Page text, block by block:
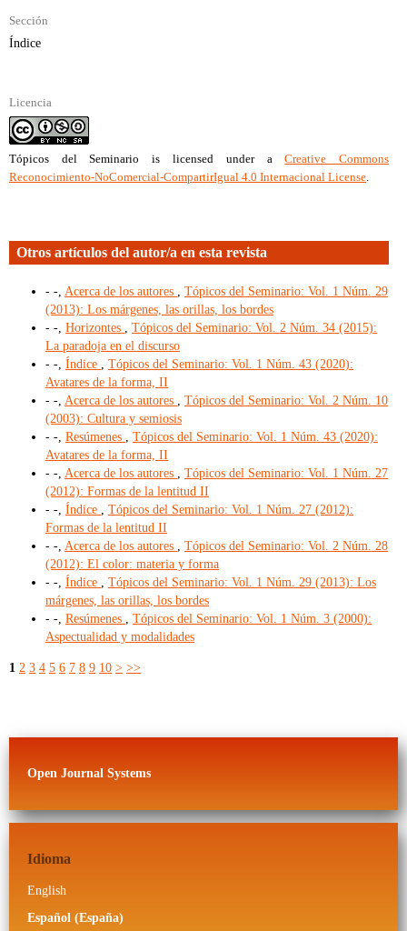
Sección
Índice
Licencia
Tópicos del Seminario is licensed under aCreative Commons
Reconocimiento-NoComercial-CompartirIgual 4.0 Internacional License.
Otros artículos del autor/a en esta revista
- -, Acerca de los autores
Tópicos del Seminario: Vol. 1 Núm. 29
(2013): Los márgenes, las orillas, los bordes
- -, Horizontes
Tópicos del Seminario: Vol. 2 Núm. 34 (2015):
La paradoja en el discurso
- -, Índice
Tópicos del Seminario: Vol. 1 Núm. 43 (2020):
Avatares de la forma, II
- -, Acerca de los autores
Tópicos del Seminario: Vol. 2 Núm. 10
(2003): Cultura y semiosis
- -, Resúmenes
Tópicos del Seminario: Vol. 1 Núm. 43 (2020):
Avatares de la forma, II
- -, Acerca de los autores
Tópicos del Seminario: Vol. 1 Núm. 27
(2012): Formas de la lentitud II
- -, Índice
Tópicos del Seminario: Vol. 1 Núm. 27 (2012):
Formas de la lentitud II
- -, Acerca de los autores
Tópicos del Seminario: Vol. 2 Núm. 28
(2012): El color: materia y forma
- -, Índice
Tópicos del Seminario: Vol. 1 Núm. 29 (2013): Los
márgenes, las orillas, los bordes
- -, Resúmenes
Tópicos del Seminario: Vol. 1 Núm. 3 (2000):
Aspectualidad y modalidades
1 2 3 4 5 6 7 8 9 10 > >>
Open Journal Systems
Idioma
English
Español (España)